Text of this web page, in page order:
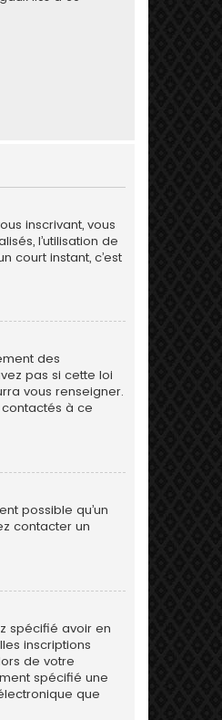
inscrivant, vous
l’utilisation de
court instant, c’est
des
pas si cette loi
vous renseigner.
à ce
possible qu’un
contacter un
spécifié avoir en
inscriptions
de votre
spécifié une
que